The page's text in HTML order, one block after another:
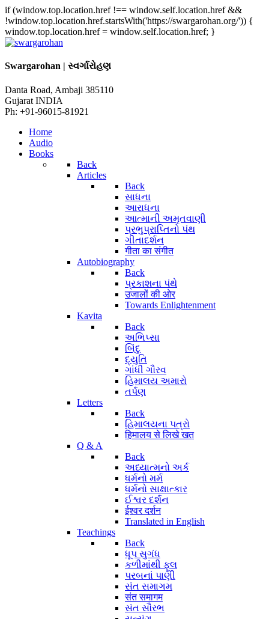
if (window.top.location.href !== window.self.location.href &&
!window.top.location.href.startsWith('https://swargarohan.org/')) {
window.top.location.href = window.self.location.href; }
Swargarohan | સ્વર્ગારોહણ
Danta Road, Ambaji 385110
Gujarat INDIA
Ph: +91-96015-81921
Home
Audio
Books
Back
Articles
Back
સાધના
આરાધના
આત્માની અમૃતવાણી
પ્રભુપ્રાપ્તિનો પંથ
ગીતાદર્શન
गीता का संगीत
Autobiography
Back
પ્રકાશના પંથે
उजालों की ओर
Towards Enlightenment
Kavita
Back
અભિપ્સા
બિંદુ
દ્યુતિ
ગાંધી ગૌરવ
હિમાલય અમારો
તર્પણ
Letters
Back
હિમાલયના પત્રો
हिमालय से लिखे खत
Q & A
Back
અધ્યાત્મનો અર્ક
ધર્મનો મર્મ
ધર્મનો સાક્ષાત્કાર
ઈશ્વર દર્શન
ईश्वर दर्शन
Translated in English
Teachings
Back
ધૂપ સુગંધ
કળીમાંથી ફૂલ
પરબનાં પાણી
સંત સમાગમ
संत समागम
સંત સૌરભ